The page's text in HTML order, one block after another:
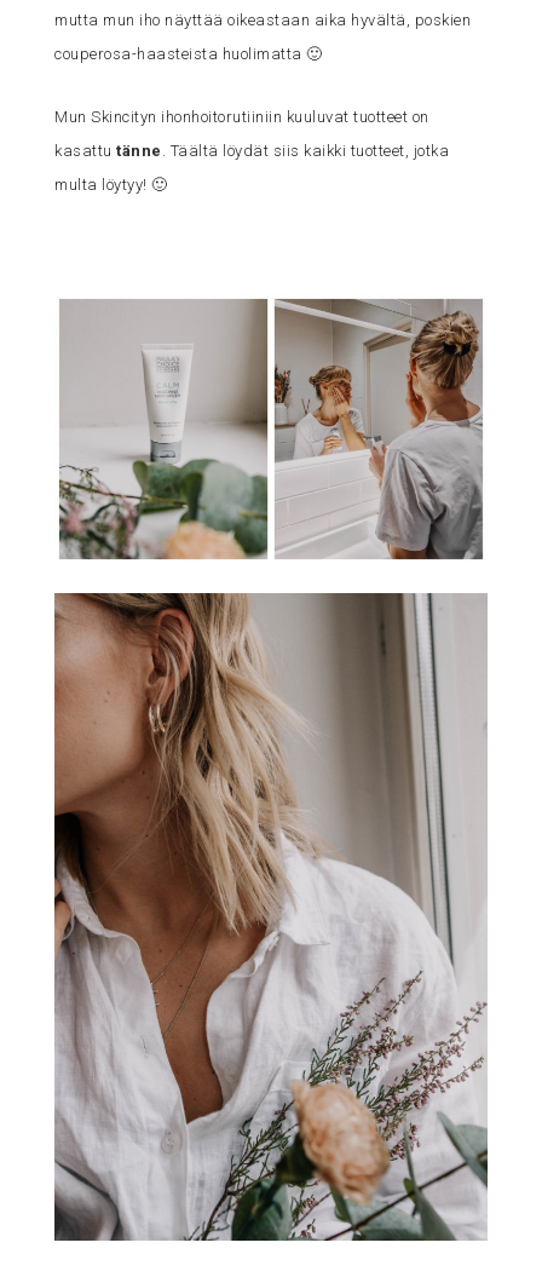
mutta mun iho näyttää oikeastaan aika hyvältä, poskien
couperosa-haasteista huolimatta 🙂
Mun Skincityn ihonhoitorutiiniin kuuluvat tuotteet on
kasattutänne . Täältä löydät siis kaikki tuotteet, jotka
multa löytyy! 🙂